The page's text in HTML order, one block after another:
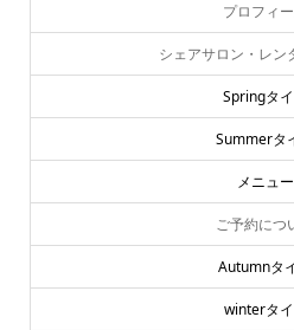
プロフィ
シェアサロン・レン
Springタ
Summerタ
メニュー
ご予約につ
Autumnタ
winterタ